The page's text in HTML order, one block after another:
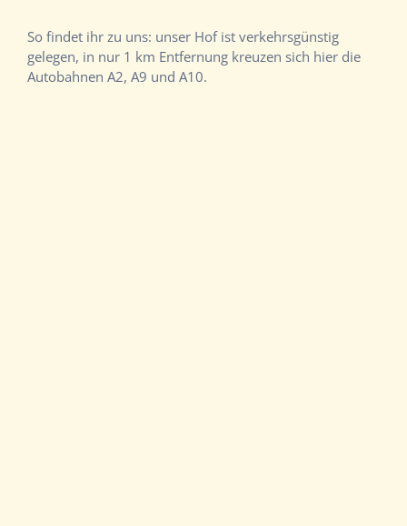
So findet ihr zu uns: unser Hof ist verkehrsgünstig
gelegen, in nur 1 km Entfernung kreuzen sich hier die
Autobahnen A2, A9 und A10.